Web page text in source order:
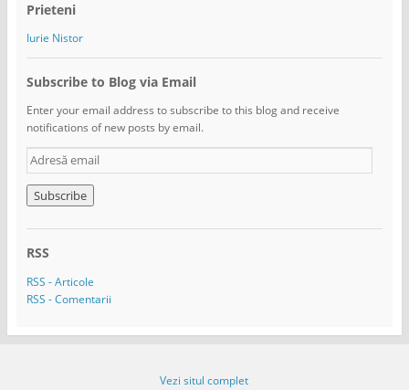
Prieteni
Iurie Nistor
Subscribe to Blog via Email
Enter your email address to subscribe to this blog and receive
notifications of new posts by email.
A
d
r
e
s
e
m
a
RSS
RSS - Articole
RSS - Comentarii
Vezi situl complet